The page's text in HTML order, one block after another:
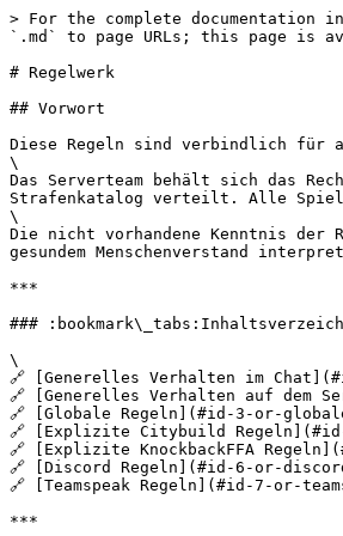
> For the complete documentation index, see [llms.txt](https://wiki.mixelpixel.net/llms.txt). Markdown versions of documentation pages are available by appending `.md` to page URLs; this page is available as [Markdown](https://wiki.mixelpixel.net/neu-citybulid/regelwerk.md).

# Regelwerk

## Vorwort

Diese Regeln sind verbindlich für alle Spieler und werden mit dem Betreten des Servers akzeptiert.\
\
Das Serverteam behält sich das Recht vor, die Regeln jederzeit ändern zu können. Die Strafen werden, in Abhängigkeit von den vorigen Vergehen, nach einem internen Strafenkatalog verteilt. Alle Spieler werden gleich behandelt. Das Team behält sich das Recht vor, in Sonderfällen individuell zu handeln.\
\
Die nicht vorhandene Kenntnis der Regeln gilt nicht als Entschuldigung für einen Verstoß. Bei unklaren Situationen werden die Regeln nicht wortwörtlich, sondern nach gesundem Menschenverstand interpretiert.

***

### :bookmark\_tabs:Inhaltsverzeichnis

\
🔗 [Generelles Verhalten im Chat](#id-1-or-generelles-verhalten-im-chat)\
🔗 [Generelles Verhalten auf dem Server](#id-2-or-generelles-verhalten-auf-dem-server)\
🔗 [Globale Regeln](#id-3-or-globale-regeln)\
🔗 [Explizite Citybuild Regeln](#id-4-or-explizite-citybuild-regeln)\
🔗 [Explizite KnockbackFFA Regeln](#id-5-or-explizite-knockbackffa-regeln)\
🔗 [Discord Regeln](#id-6-or-discord-regeln)\
🔗 [Teamspeak Regeln](#id-7-or-teamspeak-regeln)

***

## § 1 | Generelles Verhalten im Chat

<mark style="color:yellow;">§ 1.1</mark> Spam ist generell untersagt. Hierbei zählt das Geschriebene der einzelnen Person.\
» Zu Spam zählt:\
\- drei oder mehr (inhaltlich) gleiche/sehr ähnliche Nachrichten über einen Zeitraum von 3 Minuten\
\- absichtliches Zeichen- und Smileygespamme\
\- Countdowns (z.B. von 10 herunterzählen)\
\- Aufruf zum Spam (Beispiel: „Schreibt alle xyz“ oder "Der Erste, der xy in den Chat schreibt, bekommt xy")\ <mark style="color:yellow;">§ 1.1.1</mark> Gesondert vom oben aufgeführten Spam gilt Folgendes bei Werbung für Events (Skin-Events, Plot-Events, o.Ä.) und genereller Ingame-Werbung (Ankaufs- & Verkaufsnachrichten,